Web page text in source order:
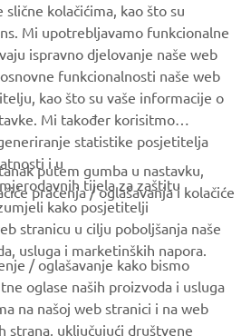
official website
kolačićima, kao što su
Mi upotrebljavamo funkcionalne
ispravno djelovanje naše web
funkcionalnosti naše web
kao što su vaše informacije o
Mi također korisitmo
statistike posjetitelja
i u
tijela za zaštitu
kako posjetitelji
stranicu u cilju poboljšanja naše
usluga i marketinških napora.
putem gumba u nastavku,
praćenja / oglašavanja i kolačiće
/ oglašavanje kako bismo
oglase naših proizvoda i usluga
na našoj web stranici i na web
strana, uključujući društvene